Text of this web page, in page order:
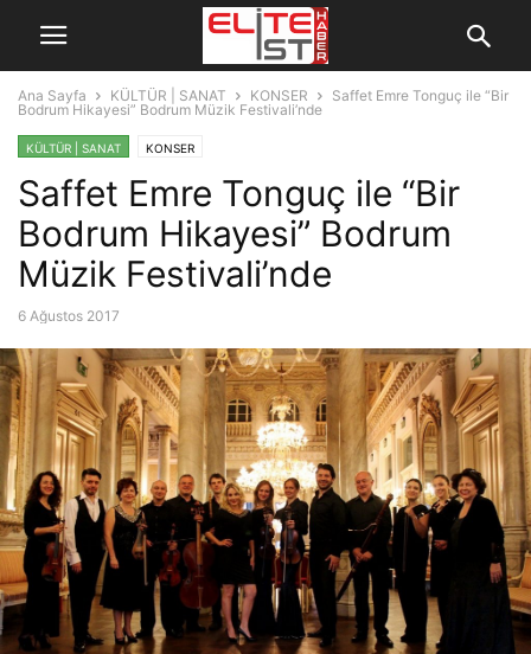
Ana Sayfa KÜLTÜR | SANAT KONSER
Saffet Emre Tonguç ile “Bir
Bodrum Hikayesi” Bodrum Müzik Festivali’nde
KÜLTÜR | SANAT KONSER
Saffet Emre Tonguç ile “Bir
Bodrum Hikayesi” Bodrum
Müzik Festivali’nde
6 Ağustos 2017